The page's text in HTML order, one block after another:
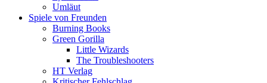
Umläut
Spiele von Freunden
Burning Books
Green Gorilla
Little Wizards
The Troubleshooters
HT Verlag